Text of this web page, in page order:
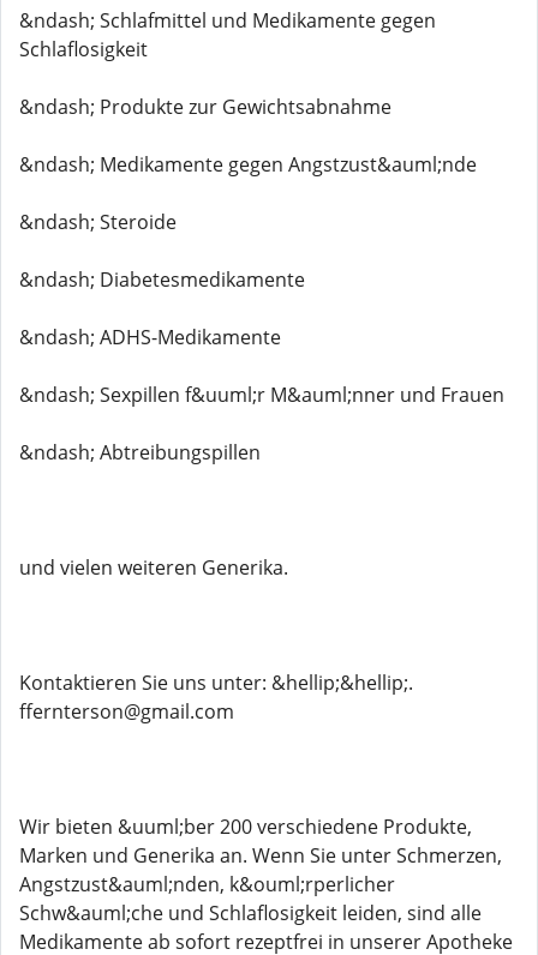
&ndash; Schlafmittel und Medikamente gegen
Schlaflosigkeit
&ndash; Produkte zur Gewichtsabnahme
&ndash; Medikamente gegen Angstzust&auml;nde
&ndash; Steroide
&ndash; Diabetesmedikamente
&ndash; ADHS-Medikamente
&ndash; Sexpillen f&uuml;r M&auml;nner und Frauen
&ndash; Abtreibungspillen
und vielen weiteren Generika.
Kontaktieren Sie uns unter: &hellip;&hellip;.
ffernterson@gmail.com
Wir bieten &uuml;ber 200 verschiedene Produkte,
Marken und Generika an. Wenn Sie unter Schmerzen,
Angstzust&auml;nden, k&ouml;rperlicher
Schw&auml;che und Schlaflosigkeit leiden, sind alle
Medikamente ab sofort rezeptfrei in unserer Apotheke